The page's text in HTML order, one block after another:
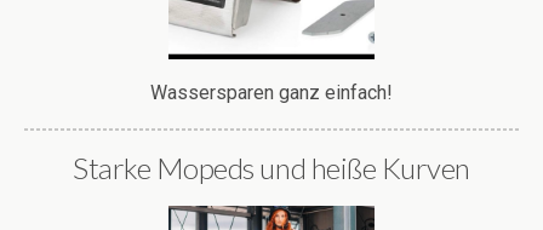
Wassersparen ganz einfach!
Starke Mopeds und heiße Kurven